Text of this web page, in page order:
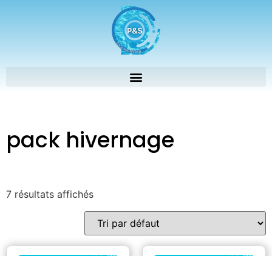
pack hivernage
7 résultats affichés